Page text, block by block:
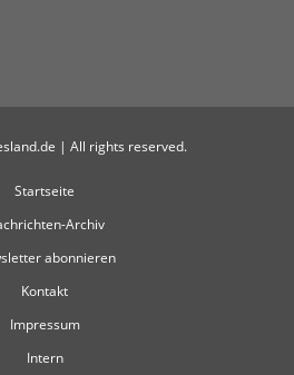
| All rights reserved.
Startseite
Archiv
abonnieren
Kontakt
Impressum
Intern